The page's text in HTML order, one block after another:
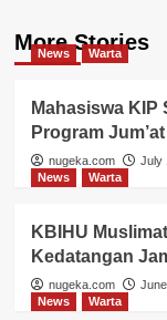
More Stories
News Warta
Mahasiswa KIP
Program
nugeka.com
July
News
Warta
KBIHU
Kedatangan
nugeka.com
News
Warta